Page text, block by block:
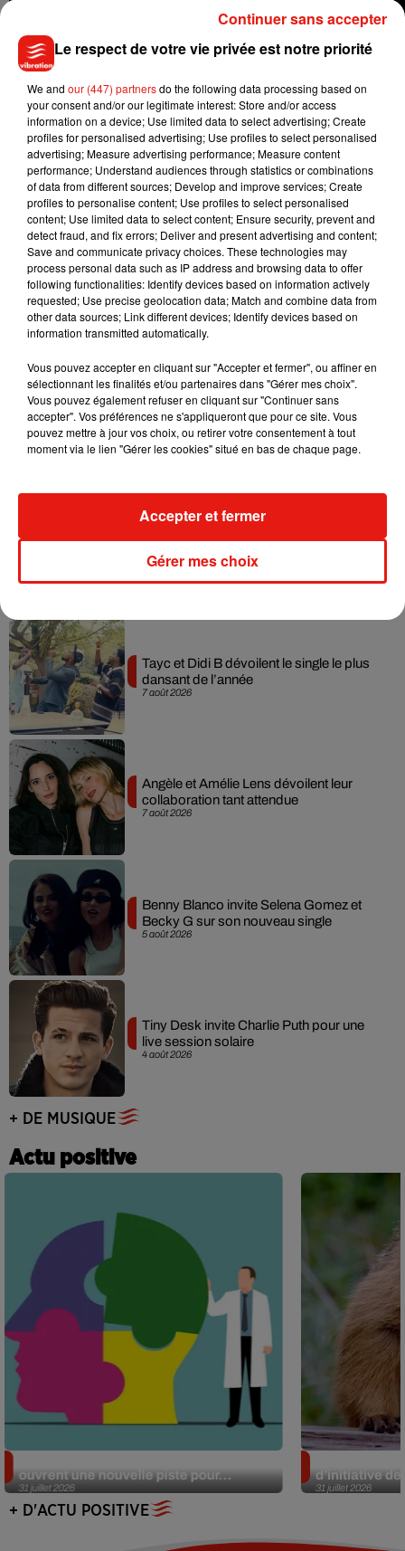
7 août 2026
Julien Lieb s’essaye à la vie de chatelain
dans son nouveau clip
Madonna sort enfin le remix de « Love
Sensation » avec Kylie Minogue
7 août 2026
Tayc et Didi B dévoilent le single le plus
dansant de l’année
7 août 2026
Angèle et Amélie Lens dévoilent leur
collaboration tant attendue
5 août 2026
Benny Blanco invite Selena Gomez et
Becky G sur son nouveau single
4 août 2026
Tiny Desk invite Charlie Puth pour une
live session solaire
+ DE MUSIQUE
Actu positive
31 juillet 2026
ouvrent une nouvelle piste pour...
31 juillet 2026
d’initiative
+ D'ACTU POSITIVE
Le respect de votre vie privée est notre priorité
We and our (447) partnersdo the following data processing based on
your consent and/or our legitimate interest: Store and/or access
information on a device; Use limited data to select advertising; Create
profiles for personalised advertising; Use profiles to select personalised
advertising; Measure advertising performance; Measure content
performance; Understand audiences through statistics or combinations
of data from different sources; Develop and improve services; Create
profiles to personalise content; Use profiles to select personalised
content; Use limited data to select content; Ensure security, prevent and
detect fraud, and fix errors; Deliver and present advertising and content;
Save and communicate privacy choices. These technologies may
process personal data such as IP address and browsing data to offer
following functionalities: Identify devices based on information actively
requested; Use precise geolocation data; Match and combine data from
other data sources; Link different devices; Identify devices based on
information transmitted automatically.
Vous pouvez accepter en cliquant sur "Accepter et fermer", ou affiner en
sélectionnant les finalités et/ou partenaires dans "Gérer mes choix".
Vous pouvez également refuser en cliquant sur "Continuer sans
accepter". Vos préférences ne s'appliqueront que pour ce site. Vous
pouvez mettre à jour vos choix, ou retirer votre consentement à tout
moment via le lien "Gérer les cookies" situé en bas de chaque page.
Gérer mes choix
Accepter et fermer
Continuer sans accepter